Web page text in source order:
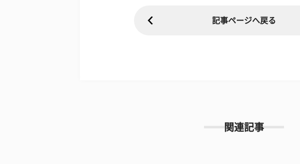
記事ページへ戻る
関連記事